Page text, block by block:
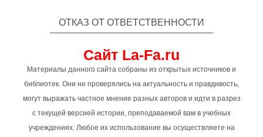
ОТКАЗ ОТ ОТВЕТСТВЕННОСТИ
Сайт La-Fa.ru
Материалы данного сайта собраны из открытых источников и
библиотек. Они не проверялись на актуальность и правдивость,
могут выражать частное мнение разных авторов и идти в разрез
с текущей версией истории, преподаваемой вам в учебных
учреждениях. Любое их использование вы осуществляете на